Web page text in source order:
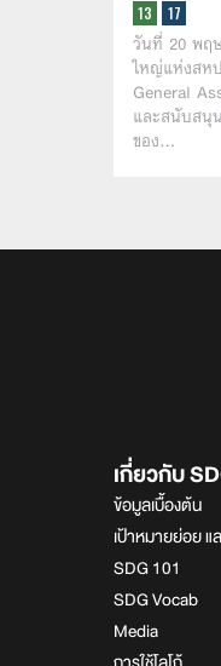
วันที่ 20 พฤ
ใหญ่แห่งสห
General
และสนับสนุ
ของ…
เกี่ยวกับ
ข้อมูลเบื้องต้น
เป้าหมายย่อย แ
SDG 101
SDG Vocab
Media